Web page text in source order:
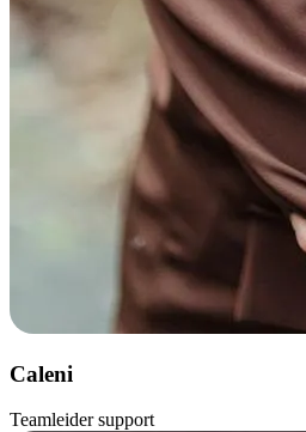
Caleni
Teamleider support